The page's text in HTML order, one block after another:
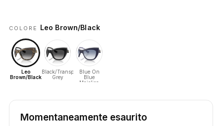
COLORE Leo Brown/Black
Leo
Brown/Black
Black/Transparent
Grey
Blue On
Blue
Maiolica
Momentaneamente esaurito